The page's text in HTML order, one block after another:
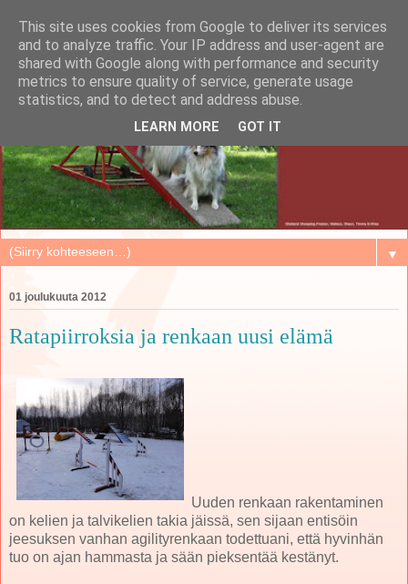
▼
01 joulukuuta 2012
Ratapiirroksia ja renkaan uusi elämä
Uuden renkaan rakentaminen
on kelien ja talvikelien takia jäissä, sen sijaan entisöin
jeesuksen vanhan agilityrenkaan todettuani, että hyvinhän
tuo on ajan hammasta ja sään pieksentää kestänyt.
This site uses cookies from Google to deliver its services
and to analyze traffic. Your IP address and user-agent are
shared with Google along with performance and security
metrics to ensure quality of service, generate usage
statistics, and to detect and address abuse.
LEARN MORE GOT IT